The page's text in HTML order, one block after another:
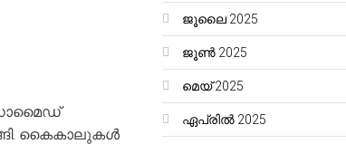
കൈകാലുകൾ
ജൂലൈ 2025
ജൂൺ 2025
മെയ്‌ 2025
ഏപ്രിൽ 2025